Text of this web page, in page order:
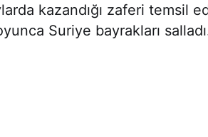
kazandığı zaferi temsil
Suriye bayrakları